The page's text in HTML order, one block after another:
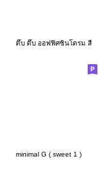
ดึ๊บ ดึ๊บ ออฟฟิศซินโดรม สี่
minimal G ( sweet 1 )